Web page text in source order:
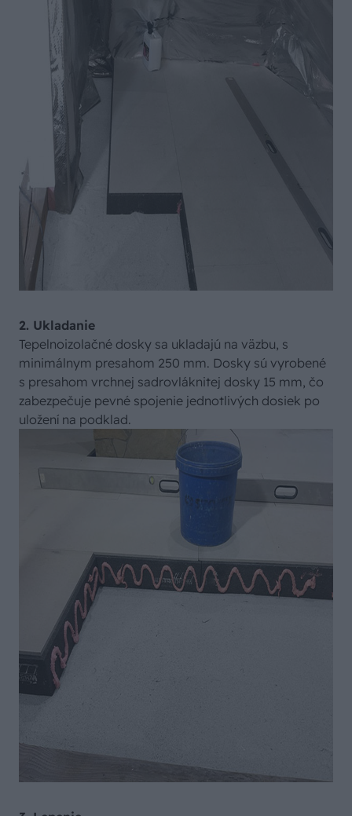
2. Ukladanie
Tepelnoizolačné dosky sa ukladajú na väzbu, s
minimálnym presahom 250 mm. Dosky sú vyrobené
s presahom vrchnej sadrovláknitej dosky 15 mm, čo
zabezpečuje pevné spojenie jednotlivých dosiek po
uložení na podklad.